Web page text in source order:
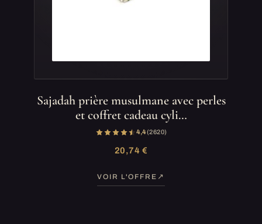
Sajadah prière musulmane avec perles
et coffret cadeau cyli…
4,4(2 620)
20,74 €
VOIR L'OFFRE